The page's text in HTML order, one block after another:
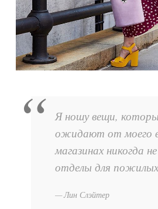
Я ношу вещи,
ожидают от моего
магазинах никогда
отделы для
Лин Слэйтер